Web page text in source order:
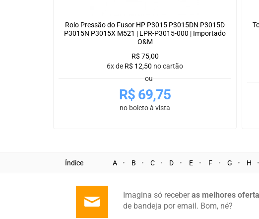
Rolo Pressão do Fusor HP P3015 P3015DN P3015D
P3015N P3015X M521 | LPR-P3015-000 | Importado
O&M
R$ 75,00
6x de R$ 12,50 no cartão
ou
R$ 69,75
no boleto à vista
Índice A B C D E F G H
Imagina só receberas melhores
de bandeja por email. Bom, né?